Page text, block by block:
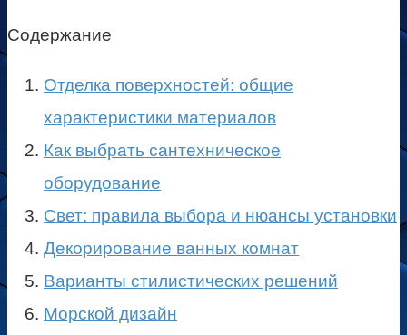
Содержание
Отделка поверхностей: общие
характеристики материалов
Как выбрать сантехническое
оборудование
Свет: правила выбора и нюансы установки
Декорирование ванных комнат
Варианты стилистических решений
Морской дизайн